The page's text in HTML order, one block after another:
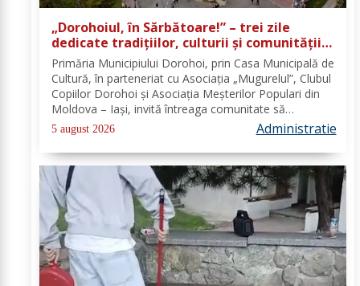
„Dorohoiul, în Sărbătoare!” – trei zile
dedicate tradițiilor, culturii și comunității
Trei tradiții. Un singur eveniment. O
singură sărbătoare!
Primăria Municipiului Dorohoi, prin Casa Municipală de
Cultură, în parteneriat cu Asociația „Mugurelul”, Clubul
Copiilor Dorohoi și Asociația Meșterilor Populari din
Moldova – Iași, invită întreaga comunitate să
participe, în perioada 28–30 august 2026, la
evenimentul „Dorohoiul, în Sărbătoare!”....
5 august 2026 Administratie